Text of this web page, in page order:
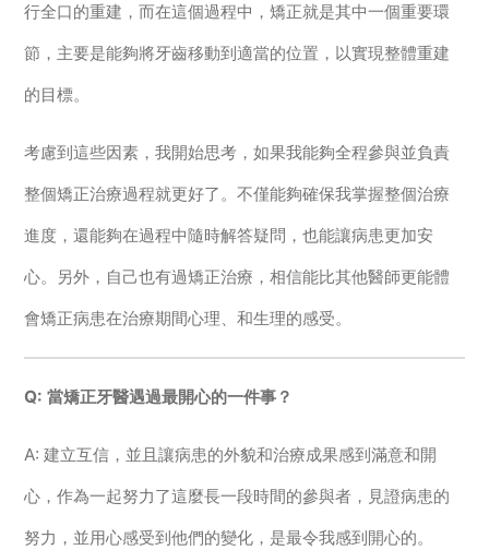
行全口的重建，而在這個過程中，矯正就是其中一個重要環
節，主要是能夠將牙齒移動到適當的位置，以實現整體重建
的目標。
考慮到這些因素，我開始思考，如果我能夠全程參與並負責
整個矯正治療過程就更好了。不僅能夠確保我掌握整個治療
進度，還能夠在過程中隨時解答疑問，也能讓病患更加安
心。另外，自己也有過矯正治療，相信能比其他醫師更能體
會矯正病患在治療期間心理、和生理的感受。
Q: 當矯正牙醫遇過最開心的一件事？
A: 建立互信，並且讓病患的外貌和治療成果感到滿意和開
心，作為一起努力了這麼長一段時間的參與者，見證病患的
努力，並用心感受到他們的變化，是最令我感到開心的。